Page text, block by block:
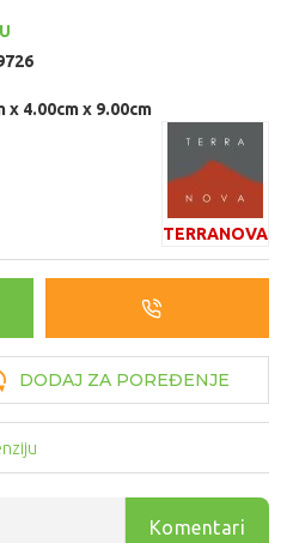
x 4.00cm x 9.00cm
TERRANOVA
DODAJ ZA POREĐENJE
Komentari